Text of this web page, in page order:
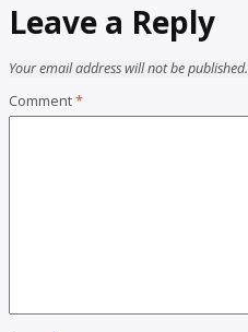
Leave a Reply
Your email address will not be published.
Comment*